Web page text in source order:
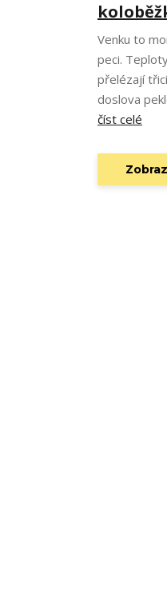
Venku to
peci.
přelézají
doslova
číst celé